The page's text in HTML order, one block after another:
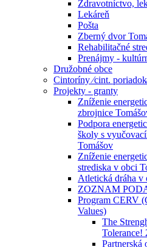
Zdravotníctvo,
Lekáreň
Pošta
Zberný dvor
Rehabilitačné
Prenájmy -
Družobné obce
Cintoríny ⁄cint.
Projekty - granty
Zníženie
zbrojnice
Podpora
školy s
Tomášov
Zníženie
strediska v obci
Atletická dráha v
ZOZNAM
Program CERV
Values)
The
Tolerance!
Partnerská